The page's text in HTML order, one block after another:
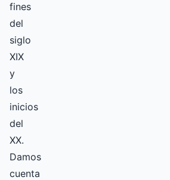
fines
del
siglo
XIX
y
los
inicios
del
XX.
Damos
cuenta